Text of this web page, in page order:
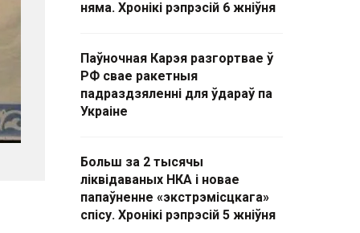
няма. Хронікі рэпрэсій 6 жніўня
Паўночная Карэя разгортвае ў
РФ свае ракетныя
падраздзяленні для ўдараў па
Украіне
Больш за 2 тысячы
ліквідаваных НКА і новае
папаўненне «экстрэмісцкага»
спісу. Хронікі рэпрэсій 5 жніўня